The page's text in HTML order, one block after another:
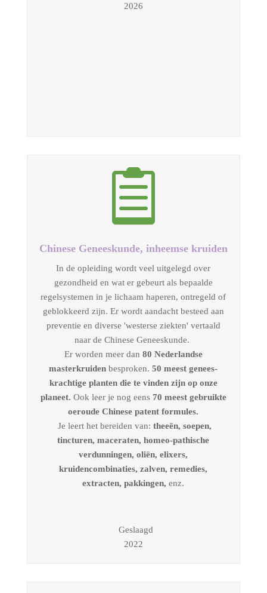
2026

Chinese Geneeskunde, inheemse kruiden
In de opleiding wordt veel uitgelegd over
gezondheid en wat er gebeurt als bepaalde
regelsystemen in je lichaam haperen, ontregeld of
geblokkeerd zijn. Er wordt aandacht besteed aan
preventie en diverse 'westerse ziekten' vertaald
naar de Chinese Geneeskunde.
Er worden meer dan 80 Nederlandse
masterkruiden besproken.50 meest genees-
krachtige planten die te vinden zijn op onze
planeet. Ook leer je nog eens70 meest gebruikte
oeroude Chinese patent formules.
Je leert het bereiden van: theeën, soepen,
tincturen, maceraten, homeo-pathische
verdunningen, oliën, elixers,
kruidencombinaties, zalven, remedies,
extracten, pakkingen,enz.
Geslaagd
2022